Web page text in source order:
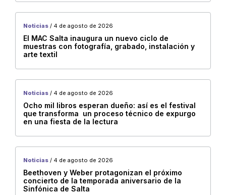
Direccion de Audiovisuales
Eventos
Museos
Consejo Regional Norte
Muestra
Registros y convocatorias
Charlas
DiPAUS
exposición
Noticias / 4 de agosto de 2026
El MAC Salta inaugura un nuevo ciclo de
muestras con fotografía, grabado, instalación y
arte textil
Noticias / 4 de agosto de 2026
Ocho mil libros esperan dueño: así es el festival
que transforma un proceso técnico de expurgo
en una fiesta de la lectura
Noticias / 4 de agosto de 2026
Beethoven y Weber protagonizan el próximo
concierto de la temporada aniversario de la
Sinfónica de Salta